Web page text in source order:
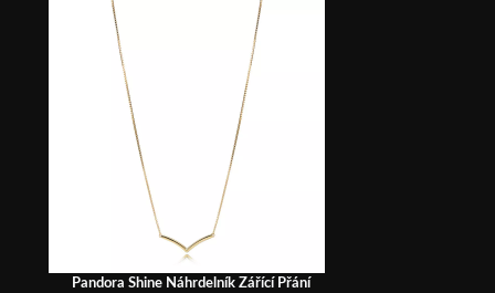
Pandora Shine Náhrdelník Zářící Přání